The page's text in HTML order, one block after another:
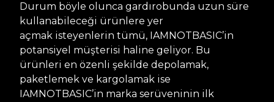
Durum böyle olunca gardırobunda uzun süre
kullanabileceği ürünlere yer
açmak isteyenlerin tümü, IAMNOTBASIC’in
potansiyel müşterisi haline geliyor. Bu
ürünleri en özenli şekilde depolamak,
paketlemek ve kargolamak ise
IAMNOTBASIC’in marka serüveninin ilk